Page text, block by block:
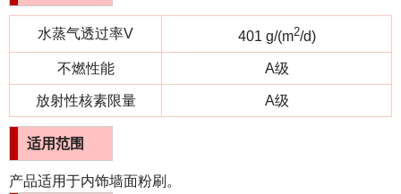
水蒸气透过率V 401 g/(m2/d)
不燃性能 A级
放射性核素限量 A级
适用范围
产品适用于内饰墙面粉刷。